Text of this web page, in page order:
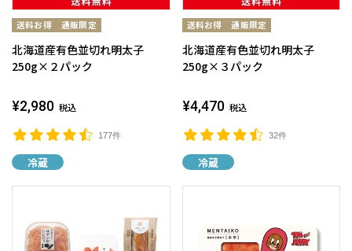
北海道産有色並切れ明太子
250g×２パック
177件
¥2,980 税込
冷蔵
北海道産有色並切れ明太子
250g×３パック
32件
¥4,470 税込
冷蔵